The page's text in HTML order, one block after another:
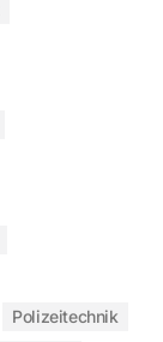
Polizeitechnik